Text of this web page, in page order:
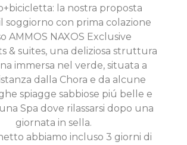
la nostra proposta
soggiorno con prima colazione
AMMOS NAXOS Exclusive
& suites, una deliziosa struttura
immersa nel verde, situata a
dalla Chora e da alcune
spiagge sabbiose piú belle e
Spa dove rilassarsi dopo una
giornata in sella.
abbiamo incluso 3 giorni di